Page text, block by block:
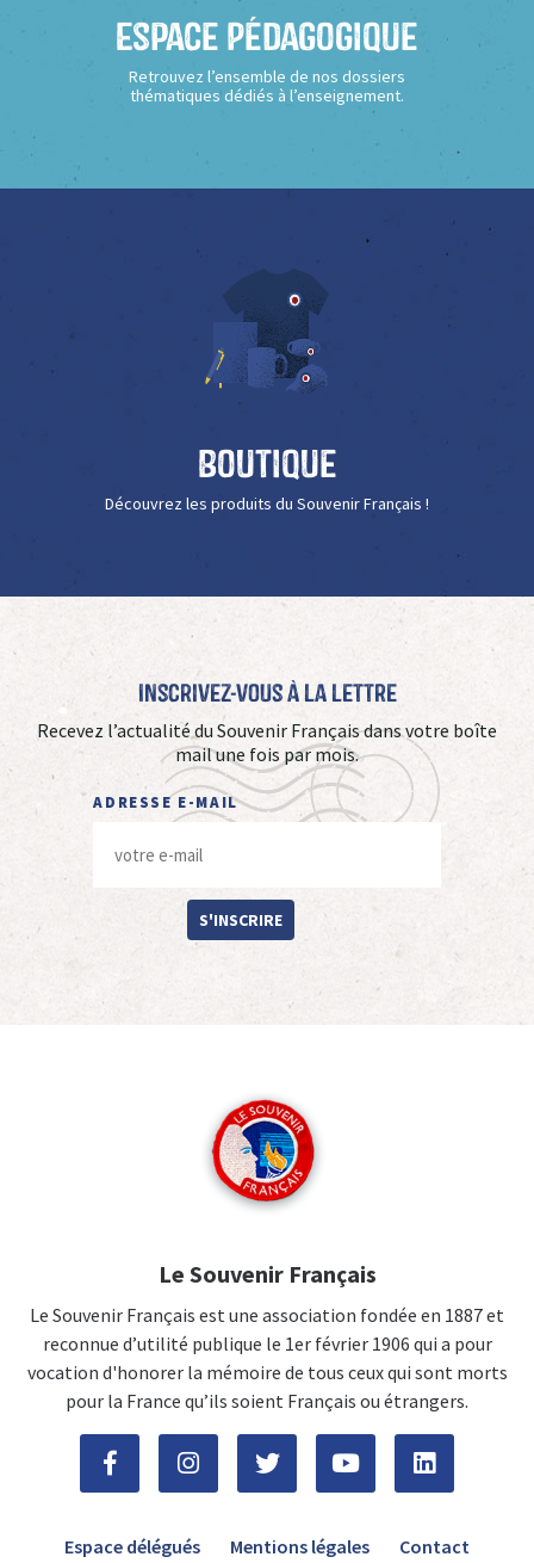
Espace Pédagogique
Retrouvez l’ensemble de nos dossiers
thématiques dédiés à l’enseignement.
Boutique
Découvrez les produits du Souvenir Français !
Inscrivez-vous à La Lettre
Recevez l’actualité du Souvenir Français dans votre boîte
mail une fois par mois.
ADRESSE E-MAIL
S'INSCRIRE
Le Souvenir Français
Le Souvenir Français est une association fondée en 1887 et
reconnue d’utilité publique le 1er février 1906 qui a pour
vocation d'honorer la mémoire de tous ceux qui sont morts
pour la France qu’ils soient Français ou étrangers.
Espace délégués Mentions légales Contact